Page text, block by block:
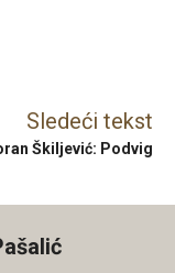
Sledeći tekst
Škiljević: Podvig